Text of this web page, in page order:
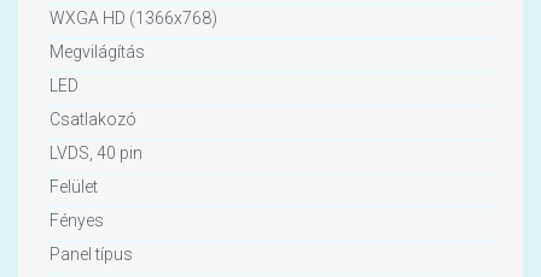
WXGA HD (1366x768)
Megvilágítás
LED
Csatlakozó
LVDS, 40 pin
Felület
Fényes
Panel típus